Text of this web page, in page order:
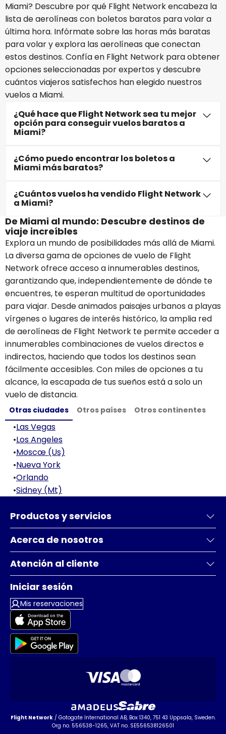
Miami? Descubre por qué Flight Network encabeza la
lista de aerolíneas con boletos baratos para volar a
última hora. Infórmate sobre las horas más baratas
para volar y explora las aerolíneas que conectan
estos destinos. Confía en Flight Network para obtener
opciones seleccionadas por expertos y descubre
cuántos viajeros satisfechos han elegido nuestros
vuelos a Miami.
¿Qué hace que Flight Network sea tu mejor
opción para conseguir vuelos baratos a
Miami?
¿Cómo puedo encontrar los boletos a
Miami más baratos?
¿Cuántos vuelos ha vendido Flight Network
a Miami?
De Miami al mundo: Descubre destinos de
viaje increíbles
Explora un mundo de posibilidades más allá de Miami.
La diversa gama de opciones de vuelo de Flight
Network ofrece acceso a innumerables destinos,
garantizando que, independientemente de dónde te
encuentres, te esperan multitud de oportunidades
para viajar. Desde animados paisajes urbanos a playas
vírgenes o lugares de interés histórico, la amplia red
de aerolíneas de Flight Network te permite acceder a
innumerables combinaciones de vuelos directos e
indirectos, haciendo que todos los destinos sean
fácilmente accesibles. Con miles de opciones a tu
alcance, la escapada de tus sueños está a solo un
vuelo de distancia.
Otras ciudades Otros países Otros continentes
•Las Vegas
•Los Angeles
•Moscœ (Us)
•Nueva York
•Orlando
•Sidney (Mt)
Productos y servicios
Acerca de nosotros
Atención al cliente
Iniciar sesión
Mis reservaciones
Flight Network/ Gotogate International AB, Box 1340, 751 43 Uppsala, Sweden.
Org no. 556538-1265, VAT no. SE556538126501